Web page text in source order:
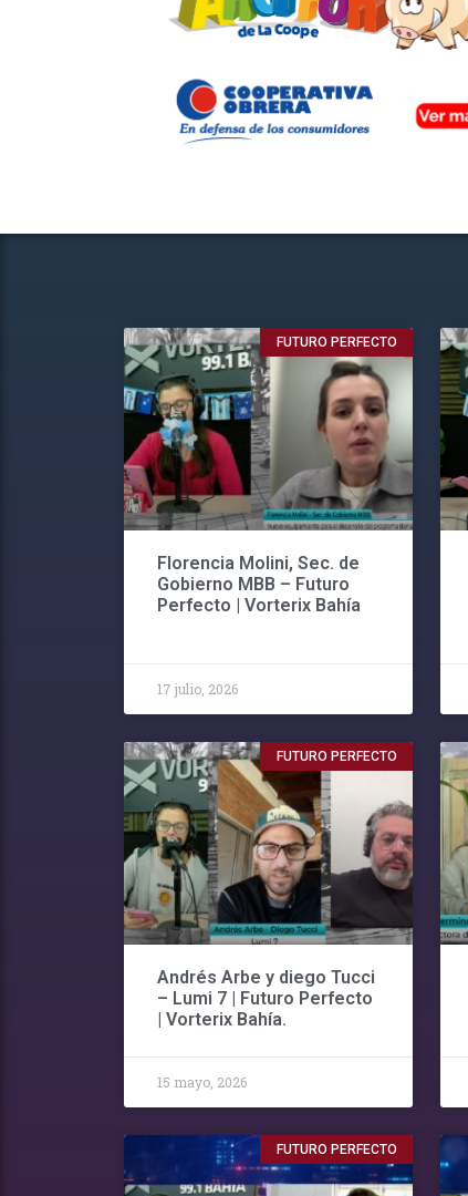
FUTURO PERFECTO
Florencia Molini, Sec. de
Gobierno MBB – Futuro
Perfecto | Vorterix Bahía
17 julio, 2026
FUTURO PERFECTO
Andrés Arbe y diego Tucci
– Lumi 7 | Futuro Perfecto
| Vorterix Bahía.
15 mayo, 2026
FUTURO PERFECTO